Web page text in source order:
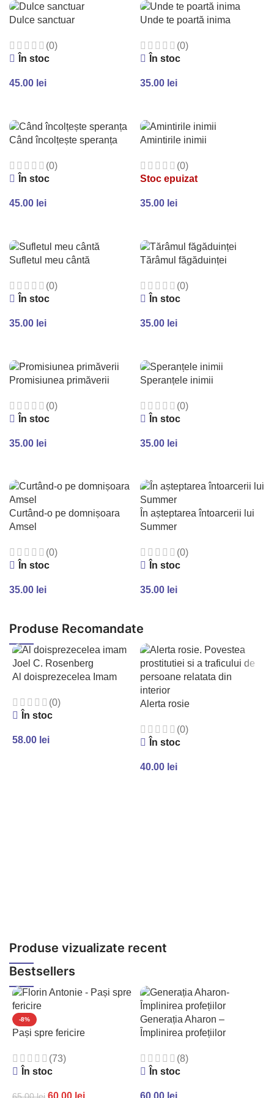
Dulce sanctuar
(0)
În stoc
45.00 lei
Unde te poartă inima
(0)
În stoc
35.00 lei
Când încolțește speranța
(0)
În stoc
45.00 lei
Amintirile inimii
(0)
Stoc epuizat
35.00 lei
Sufletul meu cântă
(0)
În stoc
35.00 lei
Tărâmul făgăduinței
(0)
În stoc
35.00 lei
Promisiunea primăverii
(0)
În stoc
35.00 lei
Speranțele inimii
(0)
În stoc
35.00 lei
Curtând-o pe domnișoara
Amsel
(0)
În stoc
35.00 lei
În așteptarea întoarcerii lui
Summer
(0)
În stoc
35.00 lei
Produse Recomandate
Al doisprezecelea Imam
(0)
În stoc
58.00 lei
Alerta rosie
(0)
În stoc
40.00 lei
Produse vizualizate recent
Bestsellers
-8%
Pași spre fericire
(73)
În stoc
Generația Aharon –
Împlinirea profețiilor
(8)
În stoc